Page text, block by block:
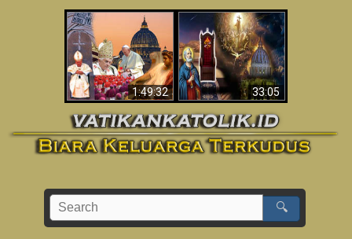
1:49:32
Wahyu di Vatikan
Sekarang
33:05
Apakah Alkitab
Memprediksikan 70
Tahun Tanpa
Seorang Paus?
🔍